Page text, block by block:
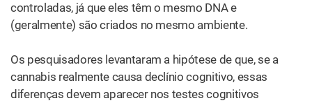
controladas, já que eles têm o mesmo DNA e
(geralmente) são criados no mesmo ambiente.
Os pesquisadores levantaram a hipótese de que, se a
cannabis realmente causa declínio cognitivo, essas
diferenças devem aparecer nos testes cognitivos